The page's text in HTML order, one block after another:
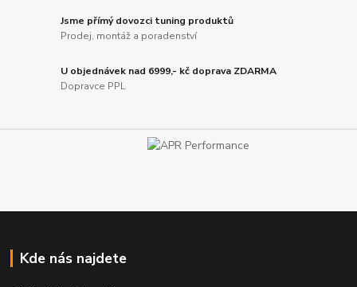
Jsme přímý dovozci tuning produktů
Prodej, montáž a poradenství
U objednávek nad 6999,- kč doprava ZDARMA
Dopravce PPL
Kde nás najdete